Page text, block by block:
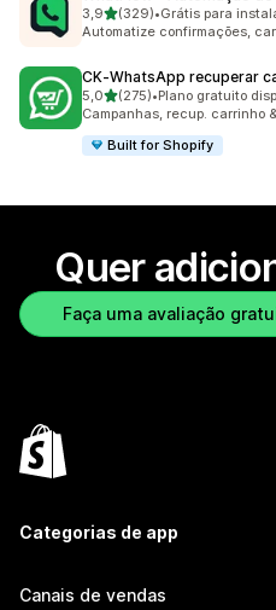
3,9de 5 estrelas
(329)
329 avaliações ao todo
•Grátis para
Automatize confirmações,
CK‑WhatsApp recuperar
5,0de 5 estrelas
(275)
275 avaliações ao todo
•Plano gratuito
Campanhas, recup. carrinho
Built for Shopify
Quer
Faça uma avaliação
Categorias de app
Canais de vendas